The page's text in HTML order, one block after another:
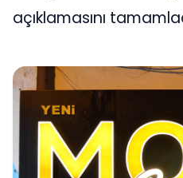
açıklamasını